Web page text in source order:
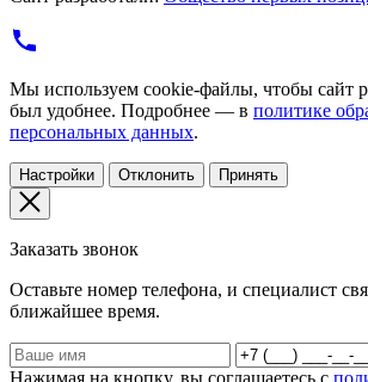
Мы используем cookie-файлы, чтобы сайт
был удобнее. Подробнее — в политике
персональных данных.
Настройки Отклонить Принять
Заказать звонок
Оставьте номер телефона, и специалист
ближайшее время.
Нажимая на кнопку, вы соглашаетесь с